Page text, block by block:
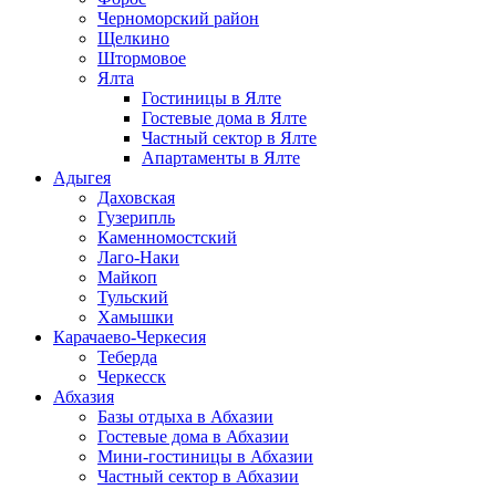
Черноморский район
Щелкино
Штормовое
Ялта
Гостиницы в Ялте
Гостевые дома в Ялте
Частный сектор в Ялте
Апартаменты в Ялте
Адыгея
Даховская
Гузерипль
Каменномостский
Лаго-Наки
Майкоп
Тульский
Хамышки
Карачаево-Черкесия
Теберда
Черкесск
Абхазия
Базы отдыха в Абхазии
Гостевые дома в Абхазии
Мини-гостиницы в Абхазии
Частный сектор в Абхазии